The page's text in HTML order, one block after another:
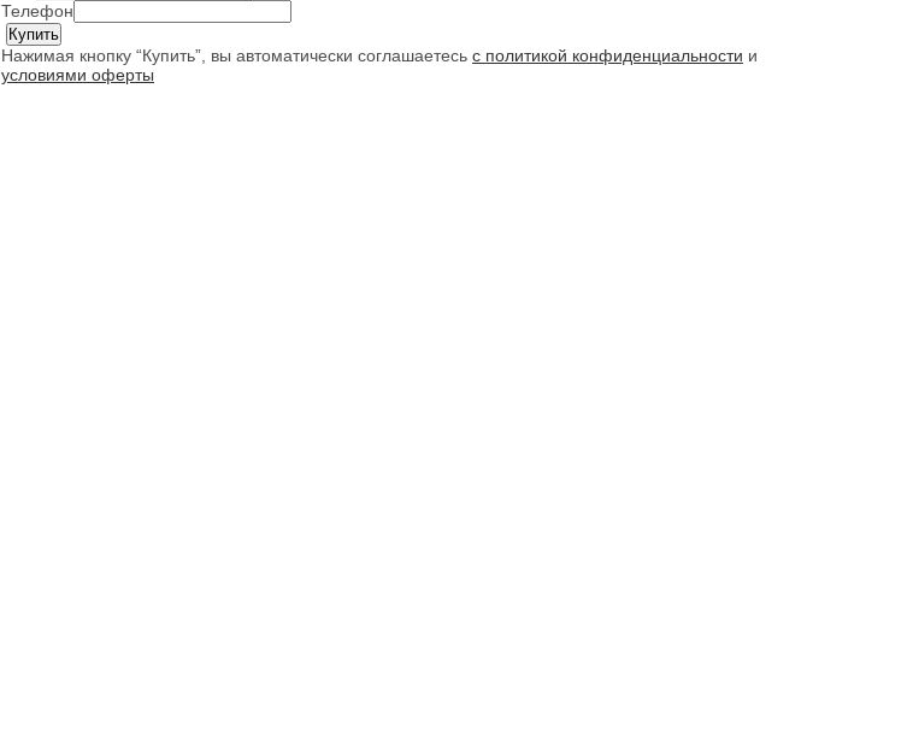
Телефон
Нажимая кнопку “Купить”, вы автоматически соглашаетесь с политикой конфиденциальности и
условиями оферты